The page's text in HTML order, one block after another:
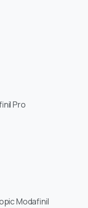
Pro
Modafinil